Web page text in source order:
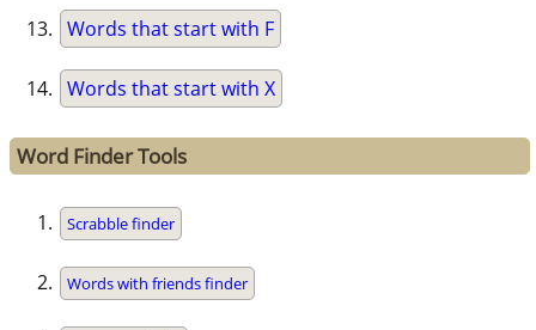
Words that start with F
Words that start with X
Word Finder Tools
Scrabble finder
Words with friends finder